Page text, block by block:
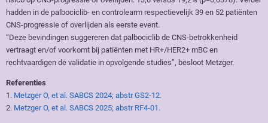
hadden in de palbociclib- en controlearm respectievelijk 39 en 52 patiënten
CNS-progressie of overlijden als eerste event.
“Deze bevindingen suggereren dat palbociclib de CNS-betrokkenheid
vertraagt en/of voorkomt bij patiënten met HR+/HER2+ mBC en
rechtvaardigen de validatie in opvolgende studies”, besloot Metzger.
Referenties
1. Metzger O, et al. SABCS 2024; abstr GS2-12.
2. Metzger O, et al. SABCS 2025; abstr RF4-01.